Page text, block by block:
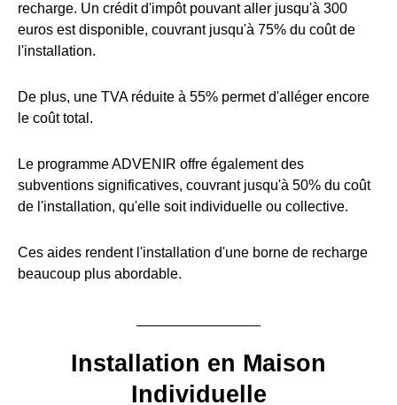
recharge. Un crédit d'impôt pouvant aller jusqu'à 300
euros est disponible, couvrant jusqu'à 75% du coût de
l'installation.
De plus, une TVA réduite à 55% permet d'alléger encore
le coût total.
Le programme ADVENIR offre également des
subventions significatives, couvrant jusqu'à 50% du coût
de l'installation, qu'elle soit individuelle ou collective.
Ces aides rendent l'installation d'une borne de recharge
beaucoup plus abordable.
Installation en Maison
Individuelle